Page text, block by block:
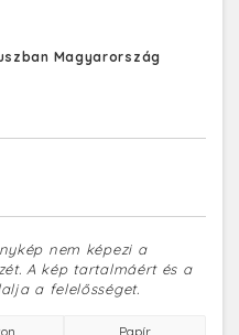
Magyarország
nem képezi a
A kép tartalmáért és a
a felelősséget.
Papír